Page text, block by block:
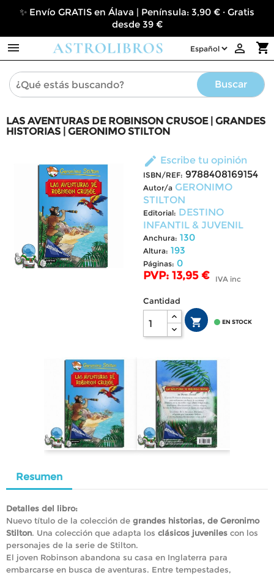
✨ Envío GRATIS en Álava | Península: 3,90 € · Gratis
desde 39 €
 shopping_cart

Buscar
LAS AVENTURAS DE ROBINSON CRUSOE | GRANDES
HISTORIAS | GERONIMO STILTON
edit Escribe tu opinión
ISBN/REF: 9788408169154
Autor/a GERONIMO
STILTON
Editorial: DESTINO
INFANTIL & JUVENIL
Anchura: 130
Altura: 193
Páginas: 0
PVP: 13,95 € IVA inc
Cantidad
  EN STOCK
Resumen
Detalles del libro:
Nuevo título de la colección de grandes historias, de Geronimo
Stilton. Una colección que adapta los clásicos juveniles con los
personajes de la serie de Stilton.
El joven Robinson abandona su casa en Inglaterra para
embarcarse en busca de aventuras. Entre tempestades,